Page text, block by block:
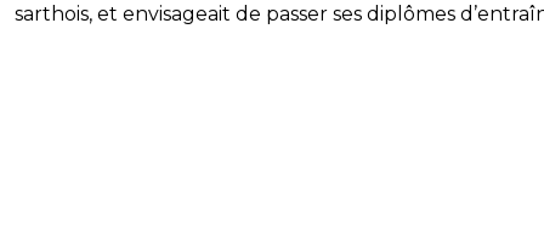
sarthois, et envisageait de passer ses diplômes